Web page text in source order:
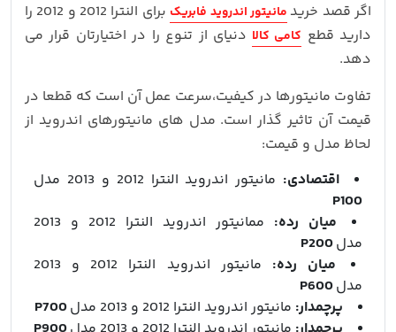
اگر قصد خرید مانیتور اندروید فابریک
برای النترا 2012 و 2012 را
دارید قطع کامی کالا دنیای از تنوع را در اختیارتان قرار می
دهد.
تفاوت مانیتورها در کیفیت،سرعت عمل آن است که قطعا در
قیمت آن تاثیر گذار است. مدل های مانیتورهای اندروید از
لحاظ مدل و قیمت:
اقتصادی: مانیتور اندروید النترا 2012 و 2013 مدل
P100
میان رده:
ممانیتور اندروید النترا 2012 و 2013
مدلP200
میان رده:
مانیتور اندروید النترا 2012 و 2013
مدلP600
پرچمدار: مانیتور اندروید النترا 2012 و 2013 مدل
P700